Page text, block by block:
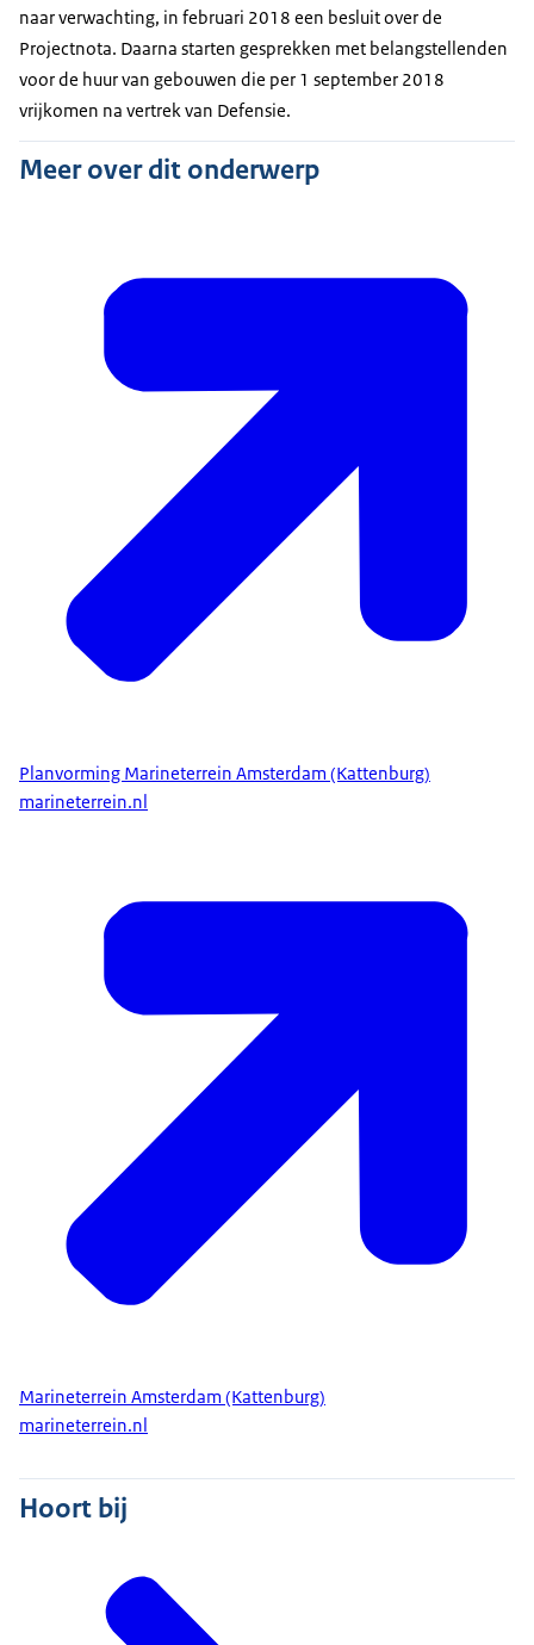
naar verwachting, in februari 2018 een besluit over de
Projectnota. Daarna starten gesprekken met belangstellenden
voor de huur van gebouwen die per 1 september 2018
vrijkomen na vertrek van Defensie.
Meer over dit onderwerp
Planvorming Marineterrein Amsterdam (Kattenburg)
marineterrein.nl
Marineterrein Amsterdam (Kattenburg)
marineterrein.nl
Hoort bij